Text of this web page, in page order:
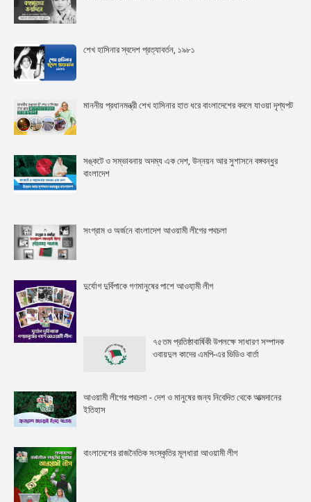
শেখ হাসিনার স্বদেশ প্রত্যাবর্তন, ১৯৮১
মাননীয় প্রধানমন্ত্রী শেখ হাসিনার হাত ধরে বাংলাদেশের বদলে যাওয়া দৃশ্যপট
সঙ্কটে ও সম্ভাবনায় অদম্য এক দেশ, উন্নয়ন আর সুশাসনে বঙ্গবন্ধুর
বাংলাদেশ
সংগ্রাম ও অর্জনে বাংলাদেশ আওয়ামী লীগের পথচলা
দুর্যোগ দুর্বিপাকে গণমানুষের পাশে আওযা়মী লীগ
৭৫তম প্রতিষ্ঠাবার্ষিকী উপলক্ষে সাধারণ সম্পাদক
ওবায়দুল কাদের এমপি-এর ভিডিও বার্তা
আওয়ামী লীগের পথচলা - দেশ ও মানুষের জন্য নিবেদিত থেকে আত্মদানের
ইতিহাস
বাংলাদেশের রাজনৈতিক সংস্কৃতির মূলধারা আওয়ামী লীগ